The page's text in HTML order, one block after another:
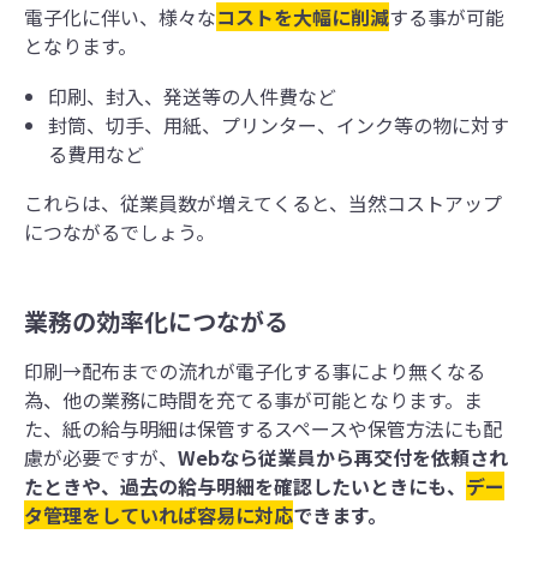
電子化に伴い、様々なコストを大幅に削減する事が可能
となります。
印刷、封入、発送等の人件費など
封筒、切手、用紙、プリンター、インク等の物に対す
る費用など
これらは、従業員数が増えてくると、当然コストアップ
につながるでしょう。
業務の効率化につながる
印刷→配布までの流れが電子化する事により無くなる
為、他の業務に時間を充てる事が可能となります。ま
た、紙の給与明細は保管するスペースや保管方法にも配
慮が必要ですが、 Webなら従業員から再交付を依頼され
たときや、過去の給与明細を確認したいときにも、 デー
タ管理をしていれば容易に対応できます。